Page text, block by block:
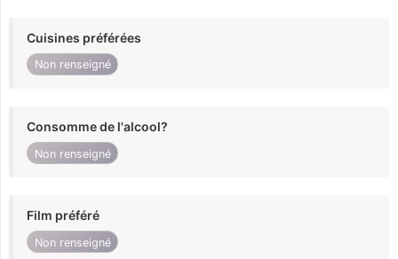
Cuisines préférées
Non renseigné
Consomme de l'alcool?
Non renseigné
Film préféré
Non renseigné